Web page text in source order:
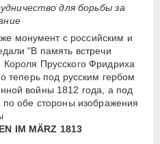
для борьбы за
монумент с российским и
"В память встречи
Прусского Фридриха
теперь под русским гербом
войны 1812 года, а под
по обе стороны изображения
IM MÄRZ 1813